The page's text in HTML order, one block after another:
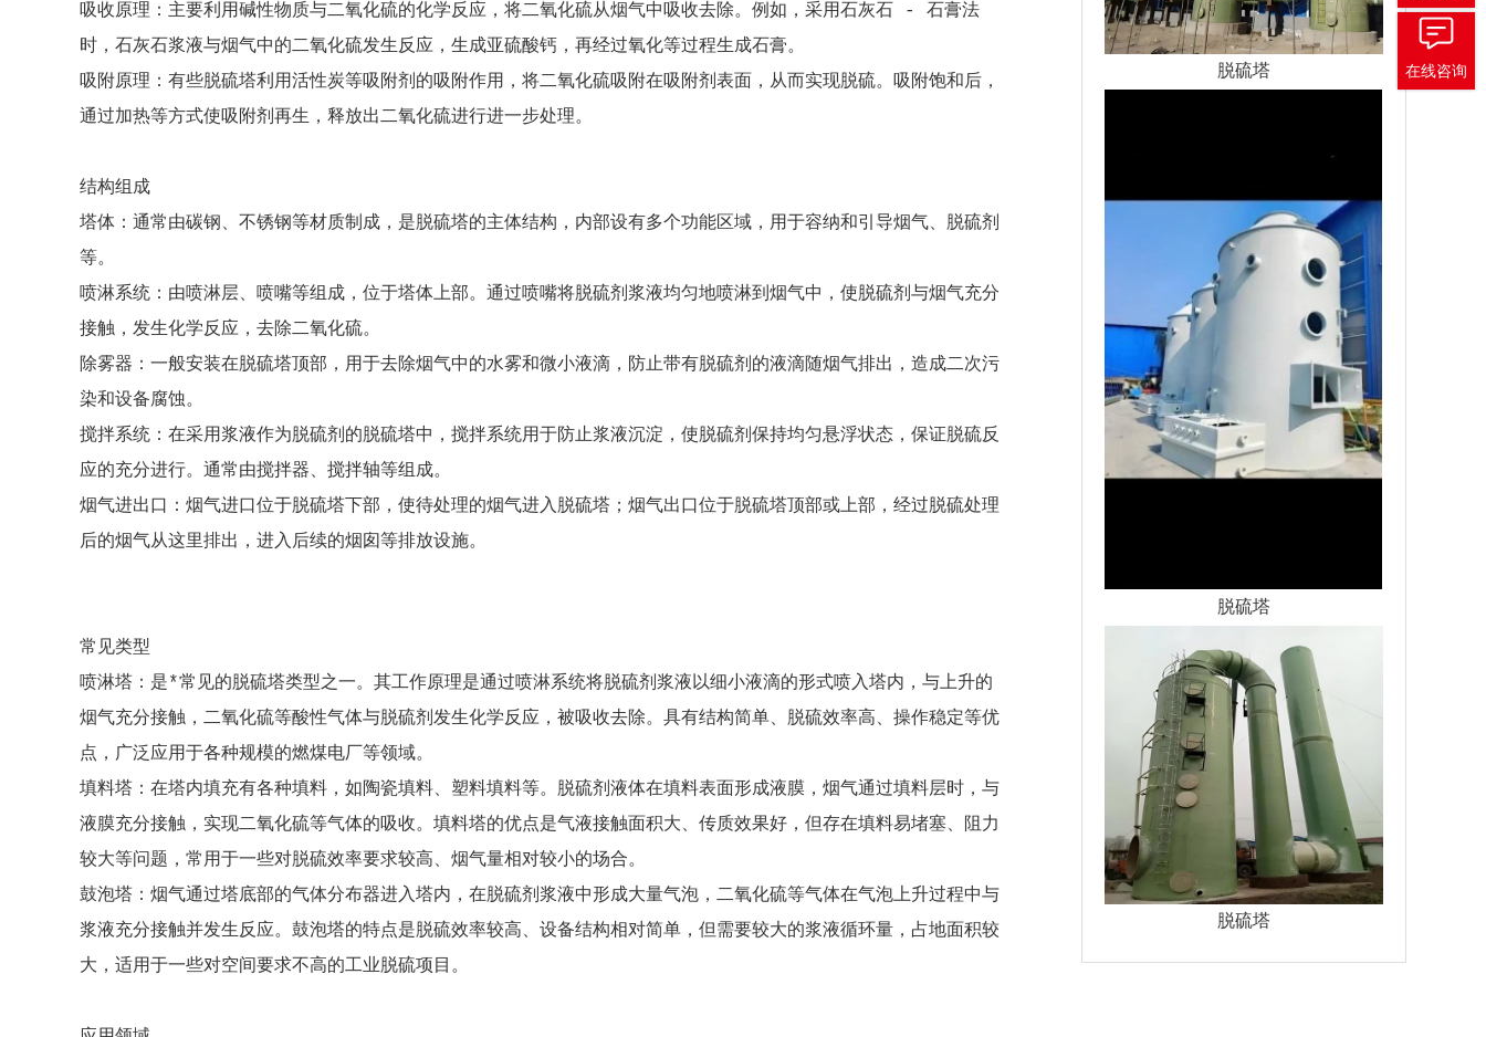
吸收原理：主要利用碱性物质与二氧化硫的化学反应，将二氧化硫从烟气中吸收去除。例如，采用石灰石 - 石膏法
时，石灰石浆液与烟气中的二氧化硫发生反应，生成亚硫酸钙，再经过氧化等过程生成石膏。
吸附原理：有些脱硫塔利用活性炭等吸附剂的吸附作用，将二氧化硫吸附在吸附剂表面，从而实现脱硫。吸附饱和后，
通过加热等方式使吸附剂再生，释放出二氧化硫进行进一步处理。
结构组成
塔体：通常由碳钢、不锈钢等材质制成，是脱硫塔的主体结构，内部设有多个功能区域，用于容纳和引导烟气、脱硫剂
等。
喷淋系统：由喷淋层、喷嘴等组成，位于塔体上部。通过喷嘴将脱硫剂浆液均匀地喷淋到烟气中，使脱硫剂与烟气充分
接触，发生化学反应，去除二氧化硫。
除雾器：一般安装在脱硫塔顶部，用于去除烟气中的水雾和微小液滴，防止带有脱硫剂的液滴随烟气排出，造成二次污
染和设备腐蚀。
搅拌系统：在采用浆液作为脱硫剂的脱硫塔中，搅拌系统用于防止浆液沉淀，使脱硫剂保持均匀悬浮状态，保证脱硫反
应的充分进行。通常由搅拌器、搅拌轴等组成。
烟气进出口：烟气进口位于脱硫塔下部，使待处理的烟气进入脱硫塔；烟气出口位于脱硫塔顶部或上部，经过脱硫处理
后的烟气从这里排出，进入后续的烟囱等排放设施。
常见类型
喷淋塔：是*常见的脱硫塔类型之一。其工作原理是通过喷淋系统将脱硫剂浆液以细小液滴的形式喷入塔内，与上升的
烟气充分接触，二氧化硫等酸性气体与脱硫剂发生化学反应，被吸收去除。具有结构简单、脱硫效率高、操作稳定等优
点，广泛应用于各种规模的燃煤电厂等领域。
填料塔：在塔内填充有各种填料，如陶瓷填料、塑料填料等。脱硫剂液体在填料表面形成液膜，烟气通过填料层时，与
液膜充分接触，实现二氧化硫等气体的吸收。填料塔的优点是气液接触面积大、传质效果好，但存在填料易堵塞、阻力
较大等问题，常用于一些对脱硫效率要求较高、烟气量相对较小的场合。
鼓泡塔：烟气通过塔底部的气体分布器进入塔内，在脱硫剂浆液中形成大量气泡，二氧化硫等气体在气泡上升过程中与
浆液充分接触并发生反应。鼓泡塔的特点是脱硫效率较高、设备结构相对简单，但需要较大的浆液循环量，占地面积较
大，适用于一些对空间要求不高的工业脱硫项目。
脱硫塔
脱硫塔
脱硫塔
在线咨询